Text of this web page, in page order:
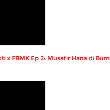
x FBMK Ep 2: Musafir Hana di